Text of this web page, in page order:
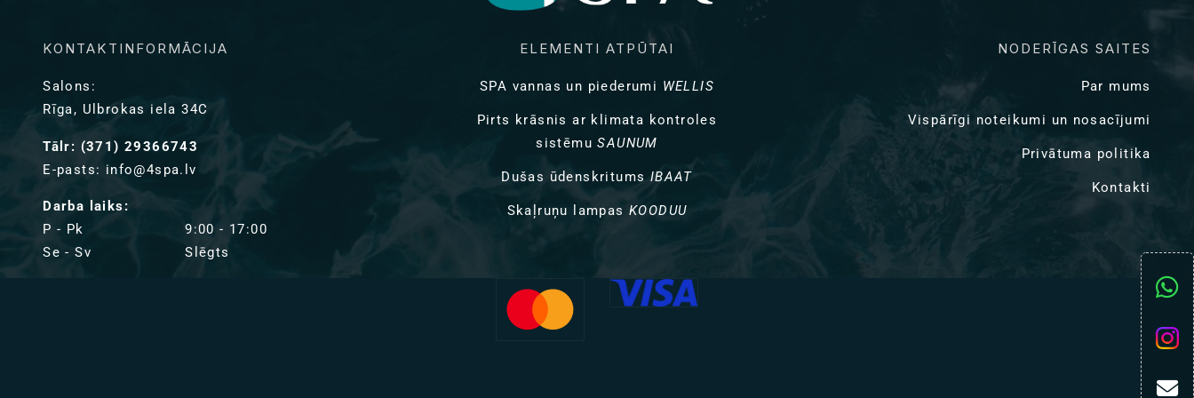
KONTAKTINFORMĀCIJA
Salons:
Rīga, Ulbrokas iela 34C
Tālr: (371) 29366743
E-pasts: info@4spa.lv
Darba laiks:
P - Pk
Se - Sv
9:00 - 17:00
Slēgts
ELEMENTI ATPŪTAI
SPA vannas un piederumi WELLIS
Pirts krāsnis ar klimata kontroles
sistēmuSAUNUM
Dušas ūdenskritums IBAAT
Skaļruņu lampas KOODUU
NODERĪGAS SAITES
Par mums
Vispārīgi noteikumi un nosacījumi
Privātuma politika
Kontakti